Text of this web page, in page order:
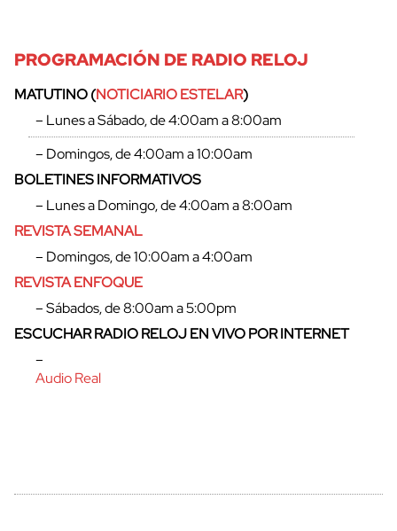
PROGRAMACIÓN DE RADIO RELOJ
MATUTINO (NOTICIARIO ESTELAR)
– Lunes a Sábado, de 4:00am a 8:00am
– Domingos, de 4:00am a 10:00am
BOLETINES INFORMATIVOS
– Lunes a Domingo, de 4:00am a 8:00am
REVISTA SEMANAL
– Domingos, de 10:00am a 4:00am
REVISTA ENFOQUE
– Sábados, de 8:00am a 5:00pm
ESCUCHAR RADIO RELOJ EN VIVO POR INTERNET
–
Audio Real